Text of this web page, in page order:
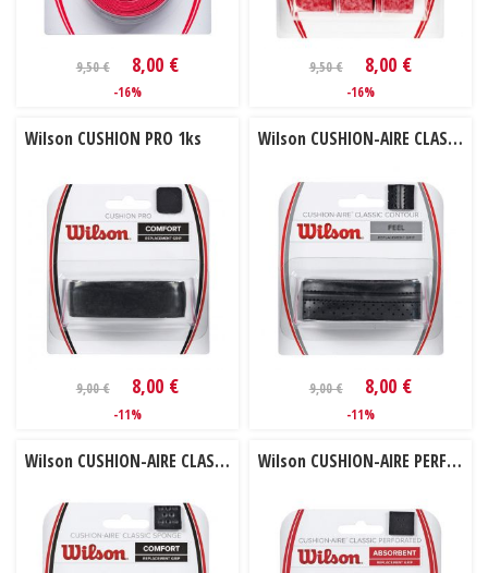
9,50 € 8,00 €
-16%
9,50 € 8,00 €
-16%
Wilson CUSHION PRO 1ks
9,00 € 8,00 €
-11%
Wilson CUSHION-AIRE CLASSIC CONTOUR 1ks
9,00 € 8,00 €
-11%
Wilson CUSHION-AIRE CLASSIC SPONGE 1ks Wilson CUSHION-AIRE PERFORATED 1ks